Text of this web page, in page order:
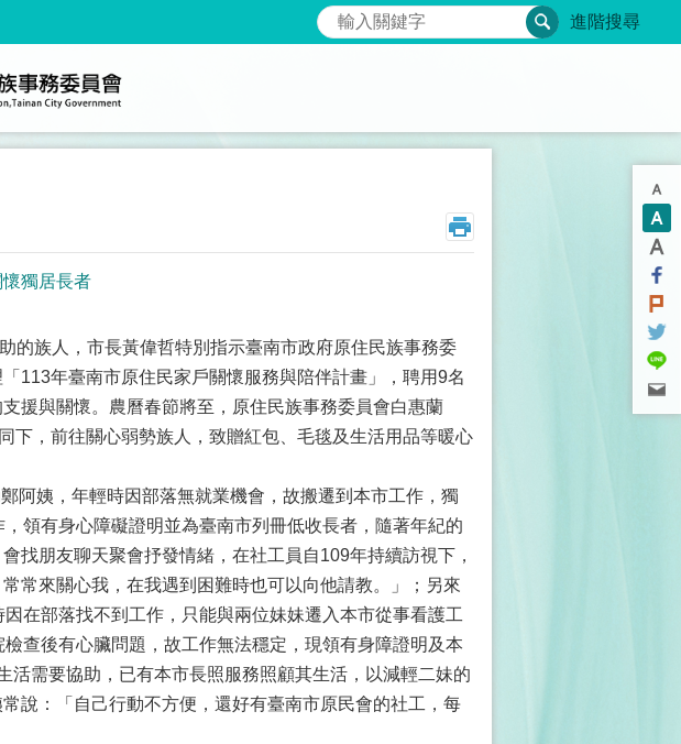
搜尋 進階搜尋
獨居長者
族人，市長黃偉哲特別指示臺南市政府原住民族事務委
113年臺南市原住民家戶關懷服務與陪伴計畫」，聘用9名
援與關懷。農曆春節將至，原住民族事務委員會白惠蘭
下，前往關心弱勢族人，致贈紅包、毛毯及生活用品等暖心
姨，年輕時因部落無就業機會，故搬遷到本市工作，獨
領有身心障礙證明並為臺南市列冊低收長者，隨著年紀的
找朋友聊天聚會抒發情緒，在社工員自109年持續訪視下，
常來關心我，在我遇到困難時也可以向他請教。」；另來
在部落找不到工作，只能與兩位妹妹遷入本市從事看護工
查後有心臟問題，故工作無法穩定，現領有身障證明及本
活需要協助，已有本市長照服務照顧其生活，以減輕二妹的
說：「自己行動不方便，還好有臺南市原民會的社工，每